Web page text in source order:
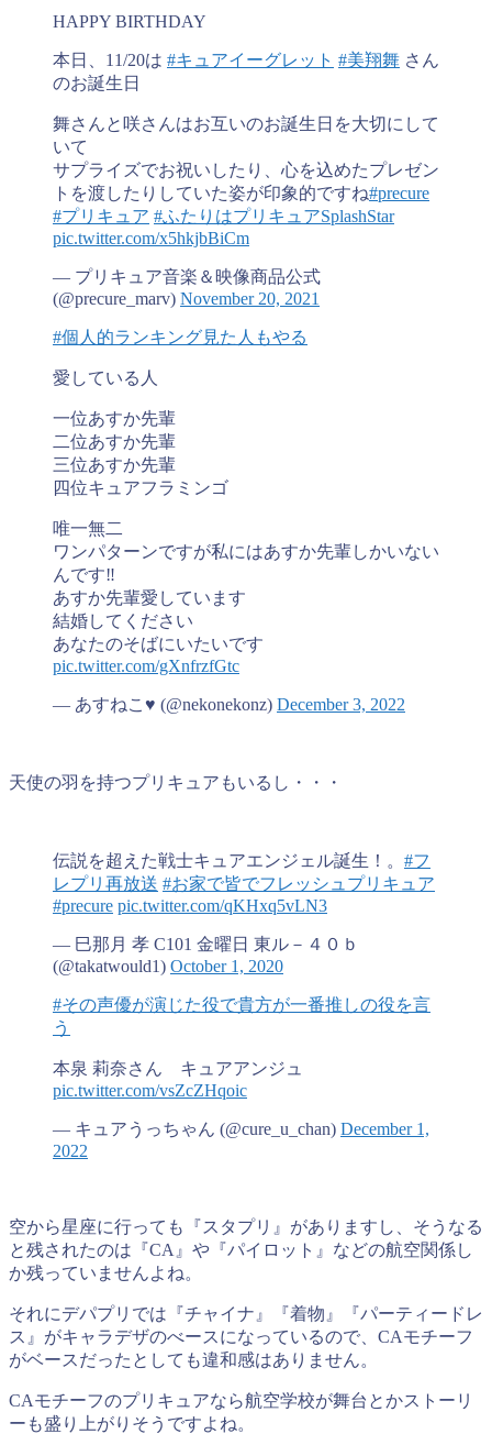
HAPPY BIRTHDAY
本日、11/20は #キュアイーグレット #美翔舞 さん
のお誕生日
舞さんと咲さんはお互いのお誕生日を大切にして
いて
サプライズでお祝いしたり、心を込めたプレゼン
トを渡したりしていた姿が印象的ですね#precure
#プリキュア #ふたりはプリキュアSplashStar
pic.twitter.com/x5hkjbBiCm
— プリキュア音楽＆映像商品公式
(@precure_marv) November 20, 2021
#個人的ランキング見た人もやる
愛している人
一位あすか先輩
二位あすか先輩
三位あすか先輩
四位キュアフラミンゴ
唯一無二
ワンパターンですが私にはあすか先輩しかいない
んです‼️
あすか先輩愛しています
結婚してください
あなたのそばにいたいです
pic.twitter.com/gXnfrzfGtc
— あすねこ♥ (@nekonekonz) December 3, 2022
天使の羽を持つプリキュアもいるし・・・
伝説を超えた戦士キュアエンジェル誕生！。 #フ
レプリ再放送 #お家で皆でフレッシュプリキュア
#precure pic.twitter.com/qKHxq5vLN3
— 巳那月 孝 C101 金曜日 東ル－４０ｂ
(@takatwould1) October 1, 2020
#その声優が演じた役で貴方が一番推しの役を言
う
本泉 莉奈さん キュアアンジュ
pic.twitter.com/vsZcZHqoic
— キュアうっちゃん (@cure_u_chan) December 1,
2022
空から星座に行っても『スタプリ』がありますし、そうなる
と残されたのは『CA』や『パイロット』などの航空関係し
か残っていませんよね。
それにデパプリでは『チャイナ』『着物』『パーティードレ
ス』がキャラデザのべースになっているので、CAモチーフ
がベースだったとしても違和感はありません。
CAモチーフのプリキュアなら航空学校が舞台とかストーリ
ーも盛り上がりそうですよね。